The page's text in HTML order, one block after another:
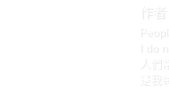
作
I do
人們
是我